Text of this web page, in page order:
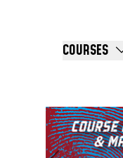
COURSES